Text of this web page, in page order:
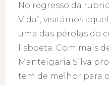
No regresso da
Vida”, visitámos
uma das pérolas do
lisboeta. Com mais
Manteigaria Silva
tem de melhor para